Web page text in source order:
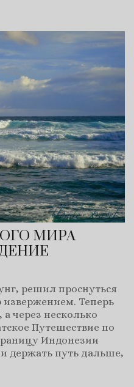
МИРА
решил проснуться
извержением. Теперь
через несколько
Путешествие по
Индонезии
держать путь дальше,